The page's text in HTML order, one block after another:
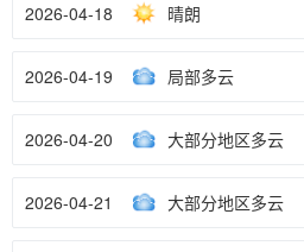
2026-04-18 晴朗
2026-04-19 局部多云
2026-04-20 大部分地区多云
2026-04-21 大部分地区多云